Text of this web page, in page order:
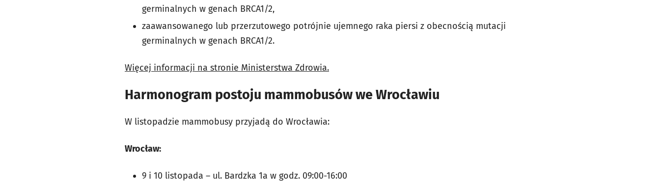
germinalnych w genach BRCA1/2,
zaawansowanego lub przerzutowego potrójnie ujemnego raka piersi z obecnością mutacji
germinalnych w genach BRCA1/2.
Więcej informacji na stronie Ministerstwa Zdrowia.
Harmonogram postoju mammobusów we Wrocławiu
W listopadzie mammobusy przyjadą do Wrocławia:
Wrocław:
9 i 10 listopada – ul. Bardzka 1a w godz. 09:00-16:00